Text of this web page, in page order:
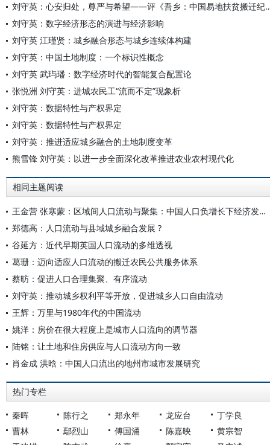
刘守英：心安归处，尊严与
刘守英：数字经济形态的演进与经济影响
刘守英 江瑾贤：城乡融合形态与城乡连续体构建
刘守英：中国土地制度：一个标识性概念
刘守英 武玙璠：数字经济时代的智能复合配置论
张悦洲 刘守英：进城农民工“流而不定”现象析
刘守英：数据特性与产权界定
刘守英：数据特性与产权界定
刘守英：推进适应城乡融合的土地制度变革
熊雪锋 刘守英：以进一步全面深化改革推进农业农村现代化
相同主题阅读
王金营 张寒蒙：区域间人口流动与聚集：中国人口负增长下经济发展的动力
郑德高：人口流动与县域城乡融合发展 ?
谷延方：近代早期英国人口流动的多维透视
葛珊：迈向适应人口流动的搬迁农民公共服务体系
蔡昉：促进人口合理集聚、有序流动
刘守英：推动城乡权利平等开放，促进城乡人口自由流动
王辉：万里与1980年代的中国流动
姚洋：房价在很大程度上是城市人口流向的调节器
陆铭：让土地和住房供应与人口流动方向一致
肖金成 洪晗：中国人口流出的地州市城市发展研究
热门专栏
秦晖 陈行之 郑永年 龙应台
丁学良
曹林
鄢烈山 傅国涌 陈嘉映
黄宗智